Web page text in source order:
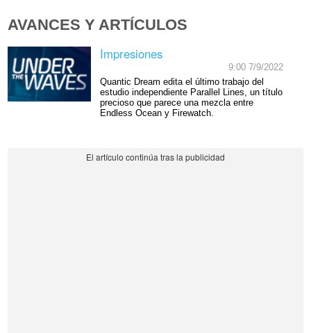
AVANCES Y ARTÍCULOS
Impresiones
9:00 7/9/2022
Quantic Dream edita el último trabajo del
estudio independiente Parallel Lines, un título
precioso que parece una mezcla entre
Endless Ocean y Firewatch.